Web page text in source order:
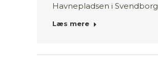
Havnepladsen i Svendborg
Læs mere